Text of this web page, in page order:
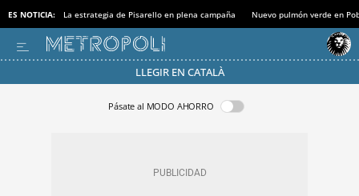
ES NOTICIA: La estrategia de Pisarello en plena campaña Nuevo pulmón verde en
LLEGIR EN CATALÀ
Pásate al MODO AHORRO